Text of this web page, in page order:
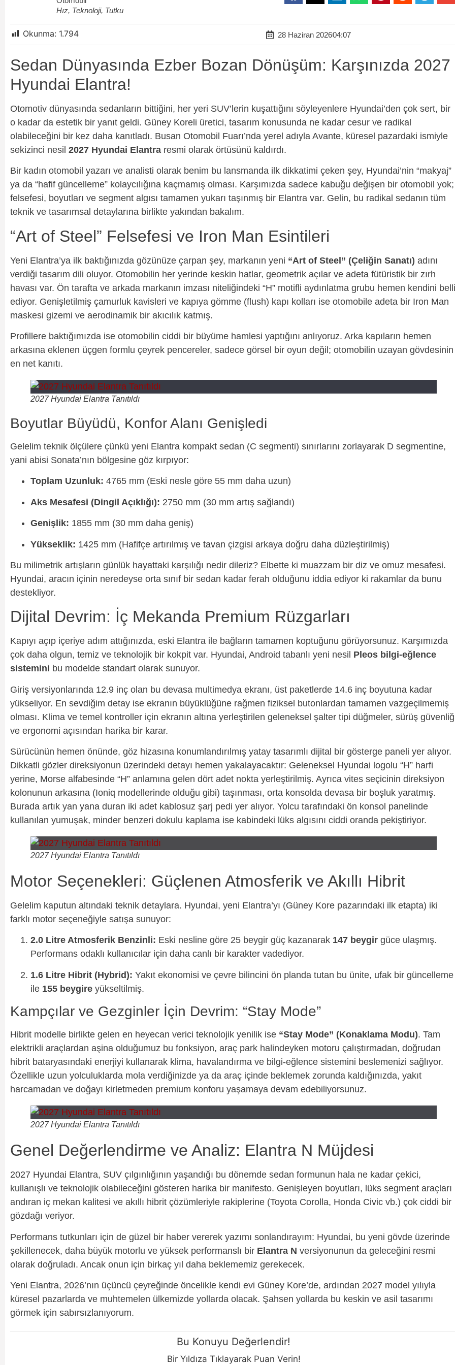
Hız, Teknoloji, Tutku
Okunma: 1.794 28 Haziran 202604:07
Sedan Dünyasında Ezber Bozan Dönüşüm: Karşınızda 2027
Hyundai Elantra!
Otomotiv dünyasında sedanların bittiğini, her yeri SUV’lerin kuşattığını söyleyenlere Hyundai’den çok sert, bir
o kadar da estetik bir yanıt geldi. Güney Koreli üretici, tasarım konusunda ne kadar cesur ve radikal
olabileceğini bir kez daha kanıtladı. Busan Otomobil Fuarı’nda yerel adıyla Avante, küresel pazardaki ismiyle
sekizinci nesil 2027 Hyundai Elantra resmi olarak örtüsünü kaldırdı.
Bir kadın otomobil yazarı ve analisti olarak benim bu lansmanda ilk dikkatimi çeken şey, Hyundai’nin “makyaj”
ya da “hafif güncelleme” kolaycılığına kaçmamış olması. Karşımızda sadece kabuğu değişen bir otomobil yok;
felsefesi, boyutları ve segment algısı tamamen yukarı taşınmış bir Elantra var. Gelin, bu radikal sedanın tüm
teknik ve tasarımsal detaylarına birlikte yakından bakalım.
“Art of Steel” Felsefesi ve Iron Man Esintileri
Yeni Elantra’ya ilk baktığınızda gözünüze çarpan şey, markanın yeni “Art of Steel” (Çeliğin Sanatı) adını
verdiği tasarım dili oluyor. Otomobilin her yerinde keskin hatlar, geometrik açılar ve adeta fütüristik bir zırh
havası var. Ön tarafta ve arkada markanın imzası niteliğindeki “H” motifli aydınlatma grubu hemen kendini belli
ediyor. Genişletilmiş çamurluk kavisleri ve kapıya gömme (flush) kapı kolları ise otomobile adeta bir Iron Man
maskesi gizemi ve aerodinamik bir akıcılık katmış.
Profillere baktığımızda ise otomobilin ciddi bir büyüme hamlesi yaptığını anlıyoruz. Arka kapıların hemen
arkasına eklenen üçgen formlu çeyrek pencereler, sadece görsel bir oyun değil; otomobilin uzayan gövdesinin
en net kanıtı.
2027 Hyundai Elantra Tanıtıldı
Boyutlar Büyüdü, Konfor Alanı Genişledi
Gelelim teknik ölçülere çünkü yeni Elantra kompakt sedan (C segmenti) sınırlarını zorlayarak D segmentine,
yani abisi Sonata’nın bölgesine göz kırpıyor:
Toplam Uzunluk: 4765 mm (Eski nesle göre 55 mm daha uzun)
Aks Mesafesi (Dingil Açıklığı): 2750 mm (30 mm artış sağlandı)
Genişlik: 1855 mm (30 mm daha geniş)
Yükseklik: 1425 mm (Hafifçe artırılmış ve tavan çizgisi arkaya doğru daha düzleştirilmiş)
Bu milimetrik artışların günlük hayattaki karşılığı nedir dileriz? Elbette ki muazzam bir diz ve omuz mesafesi.
Hyundai, aracın içinin neredeyse orta sınıf bir sedan kadar ferah olduğunu iddia ediyor ki rakamlar da bunu
destekliyor.
Dijital Devrim: İç Mekanda Premium Rüzgarları
Kapıyı açıp içeriye adım attığınızda, eski Elantra ile bağların tamamen koptuğunu görüyorsunuz. Karşımızda
çok daha olgun, temiz ve teknolojik bir kokpit var. Hyundai, Android tabanlı yeni nesil Pleos bilgi-eğlence
sistemini bu modelde standart olarak sunuyor.
Giriş versiyonlarında 12.9 inç olan bu devasa multimedya ekranı, üst paketlerde 14.6 inç boyutuna kadar
yükseliyor. En sevdiğim detay ise ekranın büyüklüğüne rağmen fiziksel butonlardan tamamen vazgeçilmemiş
olması. Klima ve temel kontroller için ekranın altına yerleştirilen geleneksel şalter tipi düğmeler, sürüş
ve ergonomi açısından harika bir karar.
Sürücünün hemen önünde, göz hizasına konumlandırılmış yatay tasarımlı dijital bir gösterge paneli yer alıyor.
Dikkatli gözler direksiyonun üzerindeki detayı hemen yakalayacaktır: Geleneksel Hyundai logolu “H” harfi
yerine, Morse alfabesinde “H” anlamına gelen dört adet nokta yerleştirilmiş. Ayrıca vites seçicinin direksiyon
kolonunun arkasına (Ioniq modellerinde olduğu gibi) taşınması, orta konsolda devasa bir boşluk yaratmış.
Burada artık yan yana duran iki adet kablosuz şarj pedi yer alıyor. Yolcu tarafındaki ön konsol panelinde
kullanılan yumuşak, minder benzeri dokulu kaplama ise kabindeki lüks algısını ciddi oranda pekiştiriyor.
2027 Hyundai Elantra Tanıtıldı
Motor Seçenekleri: Güçlenen Atmosferik ve Akıllı Hibrit
Gelelim kaputun altındaki teknik detaylara. Hyundai, yeni Elantra’yı (Güney Kore pazarındaki ilk etapta) iki
farklı motor seçeneğiyle satışa sunuyor:
2.0 Litre Atmosferik Benzinli: Eski nesline göre 25 beygir güç kazanarak 147 beygir güce ulaşmış.
Performans odaklı kullanıcılar için daha canlı bir karakter vadediyor.
1.6 Litre Hibrit (Hybrid): Yakıt ekonomisi ve çevre bilincini ön planda tutan bu ünite, ufak bir güncelleme
ile 155 beygire yükseltilmiş.
Kampçılar ve Gezginler İçin Devrim: “Stay Mode”
Hibrit modelle birlikte gelen en heyecan verici teknolojik yenilik ise “Stay Mode” (Konaklama Modu). Tam
elektrikli araçlardan aşina olduğumuz bu fonksiyon, araç park halindeyken motoru çalıştırmadan, doğrudan
hibrit bataryasındaki enerjiyi kullanarak klima, havalandırma ve bilgi-eğlence sistemini beslemenizi sağlıyor.
Özellikle uzun yolculuklarda mola verdiğinizde ya da araç içinde beklemek zorunda kaldığınızda, yakıt
harcamadan ve doğayı kirletmeden premium konforu yaşamaya devam edebiliyorsunuz.
2027 Hyundai Elantra Tanıtıldı
Genel Değerlendirme ve Analiz: Elantra N Müjdesi
2027 Hyundai Elantra, SUV çılgınlığının yaşandığı bu dönemde sedan formunun hala ne kadar çekici,
kullanışlı ve teknolojik olabileceğini gösteren harika bir manifesto. Genişleyen boyutları, lüks segment araçları
andıran iç mekan kalitesi ve akıllı hibrit çözümleriyle rakiplerine (Toyota Corolla, Honda Civic vb.) çok ciddi bir
gözdağı veriyor.
Performans tutkunları için de güzel bir haber vererek yazımı sonlandırayım: Hyundai, bu yeni gövde üzerinde
şekillenecek, daha büyük motorlu ve yüksek performanslı bir Elantra N versiyonunun da geleceğini resmi
olarak doğruladı. Ancak onun için birkaç yıl daha beklememiz gerekecek.
Yeni Elantra, 2026’nın üçüncü çeyreğinde öncelikle kendi evi Güney Kore’de, ardından 2027 model yılıyla
küresel pazarlarda ve muhtemelen ülkemizde yollarda olacak. Şahsen yollarda bu keskin ve asil tasarımı
görmek için sabırsızlanıyorum.
Bu Konuyu Değerlendir!
Bir Yıldıza Tıklayarak Puan Verin!